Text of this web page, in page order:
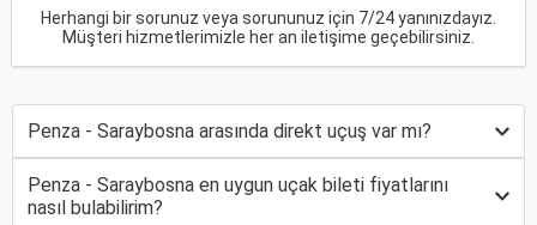
Herhangi bir sorunuz veya sorununuz için 7/24 yanınızdayız.
Müşteri hizmetlerimizle her an iletişime geçebilirsiniz.
Penza - Saraybosna arasında direkt uçuş var mı?
Penza - Saraybosna en uygun uçak bileti fiyatlarını
nasıl bulabilirim?